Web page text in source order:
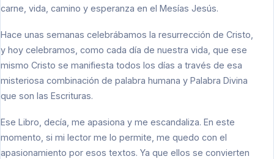
carne, vida, camino y esperanza en el Mesías Jesús.
Hace unas semanas celebrábamos la resurrección de Cristo,
y hoy celebramos, como cada día de nuestra vida, que ese
mismo Cristo se manifiesta todos los días a través de esa
misteriosa combinación de palabra humana y Palabra Divina
que son las Escrituras.
Ese Libro, decía, me apasiona y me escandaliza. En este
momento, si mi lector me lo permite, me quedo con el
apasionamiento por esos textos. Ya que ellos se convierten